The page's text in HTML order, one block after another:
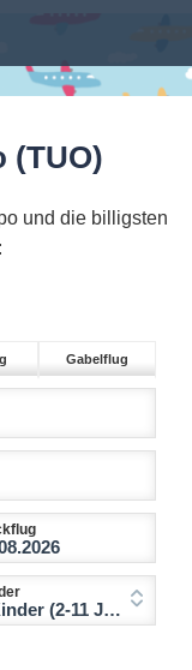
(TUO)
und die billigsten
Gabelflug
(2-11 Jahre)